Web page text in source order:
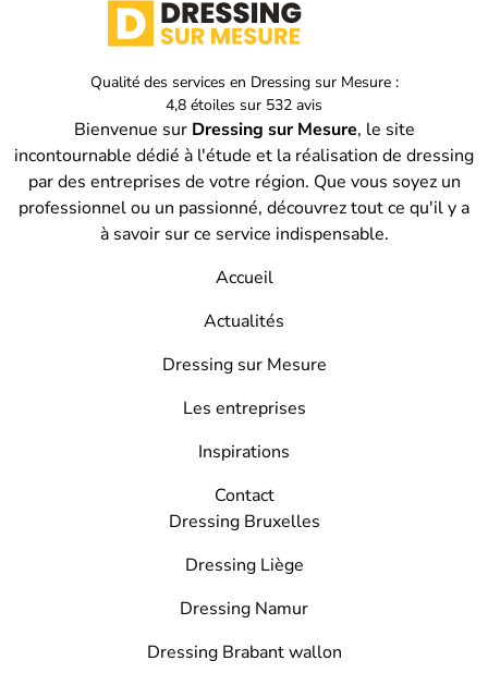
Qualité des services en Dressing sur Mesure :
4,8 étoiles sur 532 avis
Bienvenue sur Dressing sur Mesure, le site
incontournable dédié à l'étude et la réalisation de dressing
par des entreprises de votre région. Que vous soyez un
professionnel ou un passionné, découvrez tout ce qu'il y a
à savoir sur ce service indispensable.
Accueil
Actualités
Dressing sur Mesure
Les entreprises
Inspirations
Contact
Dressing Bruxelles
Dressing Liège
Dressing Namur
Dressing Brabant wallon